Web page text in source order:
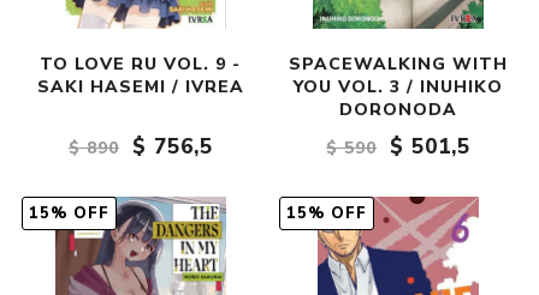
TO LOVE RU VOL. 9 -
SAKI HASEMI / IVREA
$ 890 $ 756,5
SPACEWALKING WITH
YOU VOL. 3 / INUHIKO
DORONODA
$ 590
$ 501,5
15% OFF 15% OFF